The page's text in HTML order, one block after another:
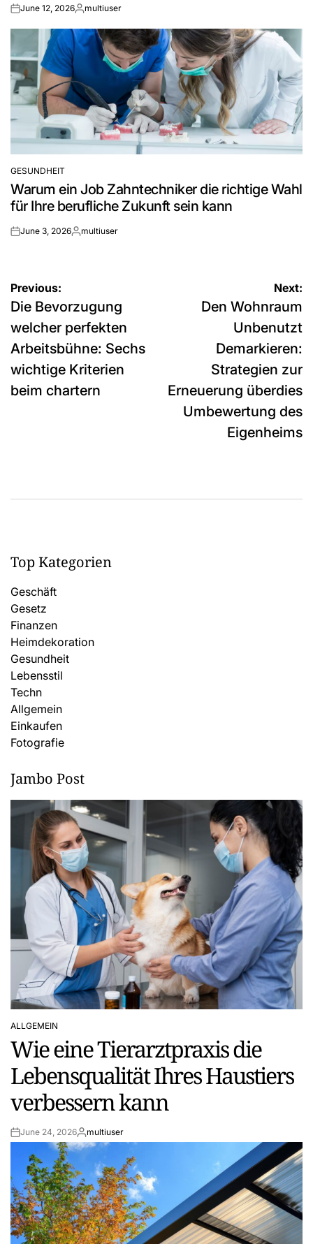
onJune 12, 2026Posted
multiuser
POSTED
IN
GESUNDHEIT
Warum ein Job Zahntechniker die richtige Wahl
für Ihre berufliche Zukunft sein kann
onJune 3, 2026Posted
multiuser
Post
navigation
Previous:
Die Bevorzugung
welcher perfekten
Arbeitsbühne: Sechs
wichtige Kriterien
beim chartern
Next:
Den Wohnraum
Unbenutzt
Demarkieren:
Strategien zur
Erneuerung überdies
Umbewertung des
Eigenheims
Top Kategorien
Geschäft
Gesetz
Finanzen
Heimdekoration
Gesundheit
Lebensstil
Techn
Allgemein
Einkaufen
Fotografie
Jambo Post
POSTED
IN
ALLGEMEIN
Wie eine Tierarztpraxis die
Lebensqualität Ihres Haustiers
verbessern kann
PostJune 24, 2026By:multiuser